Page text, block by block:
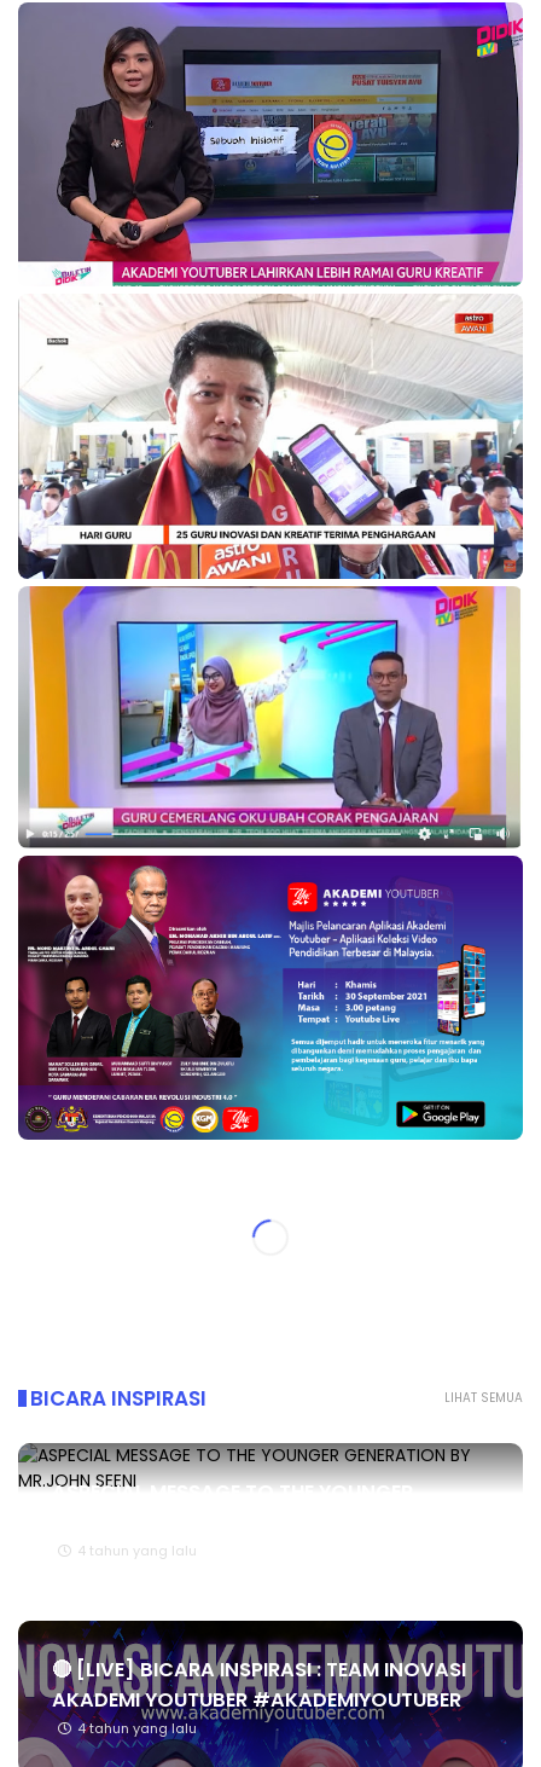
LIHAT SEMUA
BICARA INSPIRASI
ASPECIAL MESSAGE TO THE YOUNGER
4 tahun yang lalu
🔴 [LIVE] BICARA INSPIRASI : TEAM INOVASI
AKADEMI YOUTUBER #AKADEMIYOUTUBER
4 tahun yang lalu